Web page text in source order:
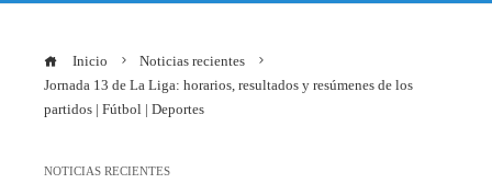
Inicio
Noticias recientes
Jornada 13 de La Liga: horarios, resultados y resúmenes de los
partidos | Fútbol | Deportes
NOTICIAS RECIENTES